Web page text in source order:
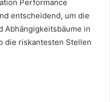
Performance
entscheidend, um die
Abhängigkeitsbäume in
die riskantesten Stellen